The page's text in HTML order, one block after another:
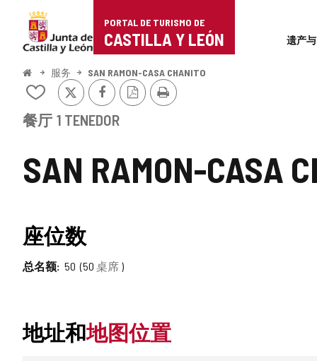
Portal
de
Turismo
Castilla
León
PORTAL DE TURISMO DE
CASTILLA Y LEÓN 遗产
开
始
服务 SAN RAMON-CASA CHANITO
SAN RAMON-CASA
从
的
笔
本
中
除
推
特
FacebookPDF
版
打
印
餐厅 1 TENEDOR
座位数
总名额 50 50 桌席
地址和地图位置